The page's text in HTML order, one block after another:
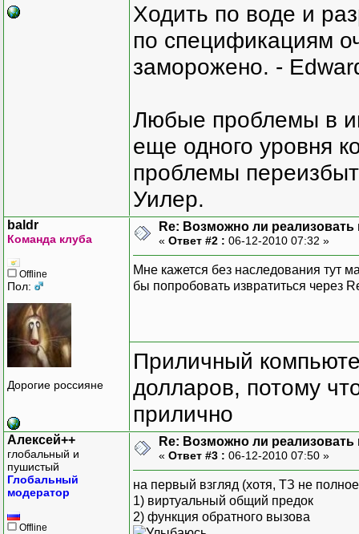
Ходить по воде и
по спецификациям
заморожено. -
Любые проблемы в
еще одного уровня
проблемы
Уилер.
baldr
Команда клуба
Offline
Пол:
Дорогие россияне
Re: Возможно ли
« Ответ #2 : 06-12-2010 07:32 »
Мне кажется без наследования тут
бы попробовать извратиться через
Приличный
долларов, потому
прилично
Алексей++
глобальный и
пушистый
Глобальный
модератор
Offline
Re: Возможно ли
« Ответ #3 : 06-12-2010 07:50 »
на первый взгляд (хотя, ТЗ не
1) виртуальный общий предок
2) функция обратного вызова